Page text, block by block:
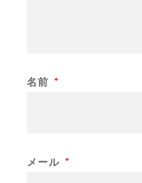
名前 *
メール *